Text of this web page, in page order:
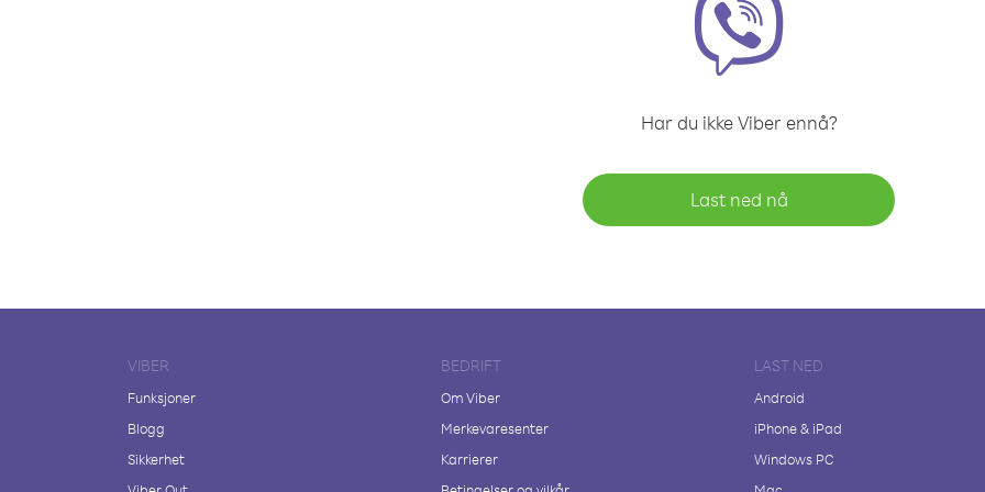
Har du ikke Viber ennå?
Last ned nå
VIBER
Funksjoner
Blogg
Sikkerhet
BEDRIFT
Om Viber
Merkevaresenter
Karrierer
LAST NED
Android
iPhone & iPad
Windows PC